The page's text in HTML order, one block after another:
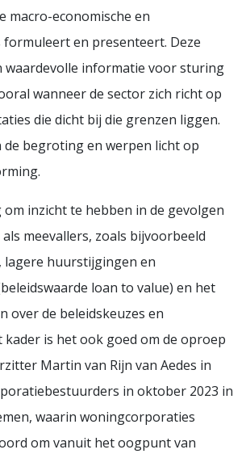
macro-economische en
formuleert en presenteert. Deze
waardevolle informatie voor sturing
wanneer de sector zich richt op
die dicht bij die grenzen liggen.
de begroting en werpen licht op
om inzicht te hebben in de gevolgen
meevallers, zoals bijvoorbeeld
lagere huurstijgingen en
loan to value) en het
over de beleidskeuzes en
is het ook goed om de oproep
Martin van Rijn van Aedes in
in oktober 2023 in
waarin woningcorporaties
om vanuit het oogpunt van